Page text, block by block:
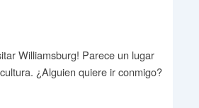
Williamsburg! Parece un lugar
¿Alguien quiere ir conmigo?